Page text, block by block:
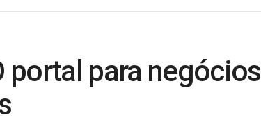
portal para negócios